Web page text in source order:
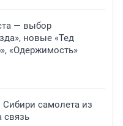
— выбор
новые «Тед
«Одержимость»
самолета из
связь